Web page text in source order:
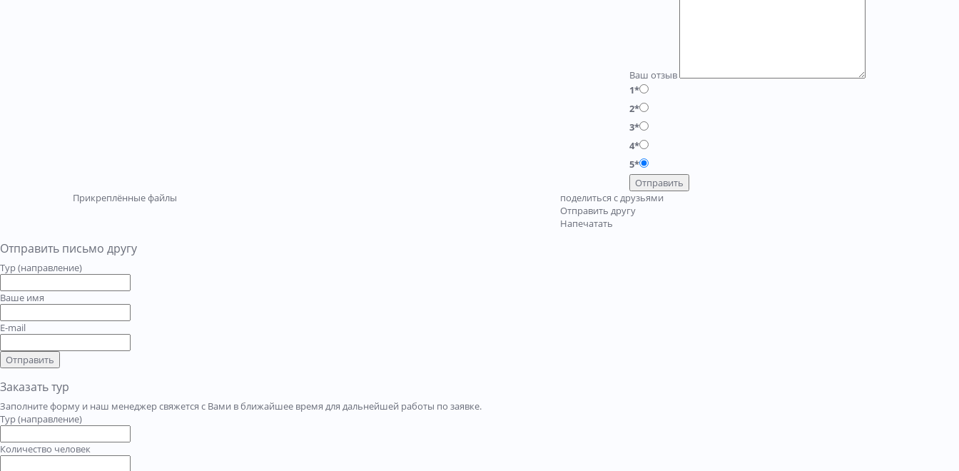
Ваш отзыв
1*
2*
3*
4*
5*
Отправить
Прикреплённые файлы
поделиться с друзьями
Отправить другу
Напечатать
Отправить письмо другу
Тур (направление)
Ваше имя
E-mail
Отправить
Заказать тур
Заполните форму и наш менеджер свяжется с Вами в ближайшее время для дальнейшей работы по заявке.
Тур (направление)
Количество человек